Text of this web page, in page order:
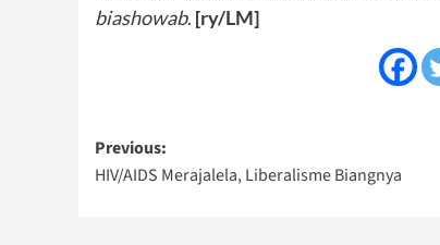
biashowab. [ry/LM]
Post
navigation
Previous:
HIV/AIDS Merajalela, Liberalisme Biangnya